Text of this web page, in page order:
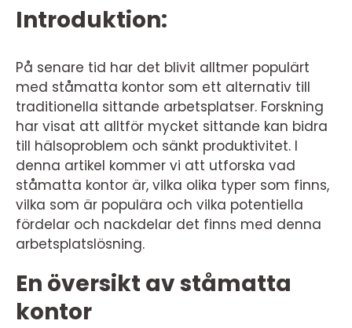
Introduktion:
På senare tid har det blivit alltmer populärt
med ståmatta kontor som ett alternativ till
traditionella sittande arbetsplatser. Forskning
har visat att alltför mycket sittande kan bidra
till hälsoproblem och sänkt produktivitet. I
denna artikel kommer vi att utforska vad
ståmatta kontor är, vilka olika typer som finns,
vilka som är populära och vilka potentiella
fördelar och nackdelar det finns med denna
arbetsplatslösning.
En översikt av ståmatta
kontor